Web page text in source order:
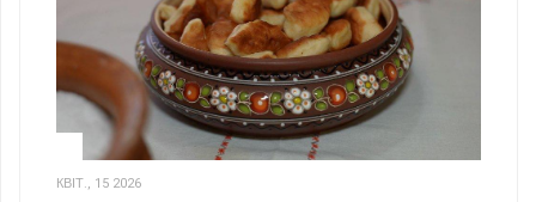
КВІТ., 15 2026